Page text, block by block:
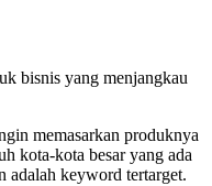
bisnis yang menjangkau
memasarkan produknya
kota-kota besar yang ada
adalah keyword tertarget.